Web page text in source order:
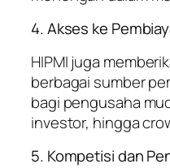
4. Akses ke
HIPMI juga
berbagai sumber
bagi pengusaha
investor, hingga
5. Kompetisi dan